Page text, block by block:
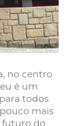
no centro
é um
todos
mais
futuro do